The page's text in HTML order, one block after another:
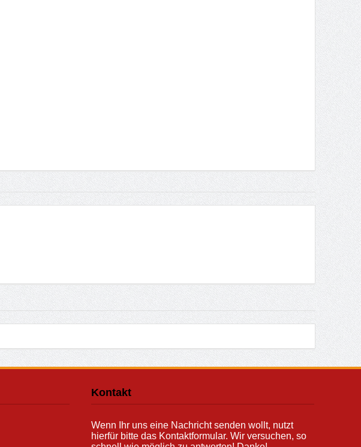
Kontakt
Wenn Ihr uns eine Nachricht senden wollt, nutzt
hierfür bitte das Kontaktformular. Wir versuchen, so